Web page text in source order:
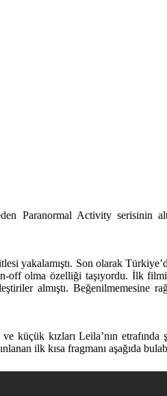
Paranormal Activity serisinin
yakalamıştı. Son olarak
olma özelliği taşıyordu. İlk
almıştı. Beğenilmemesine
küçük kızları Leila’nın
ilk kısa fragmanı aşağıda